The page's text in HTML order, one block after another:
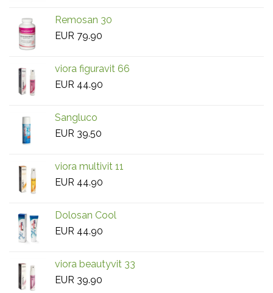
Remosan 30
EUR 79.90
viora figuravit 66
EUR 44.90
Sangluco
EUR 39.50
viora multivit 11
EUR 44.90
Dolosan Cool
EUR 44.90
viora beautyvit 33
EUR 39.90